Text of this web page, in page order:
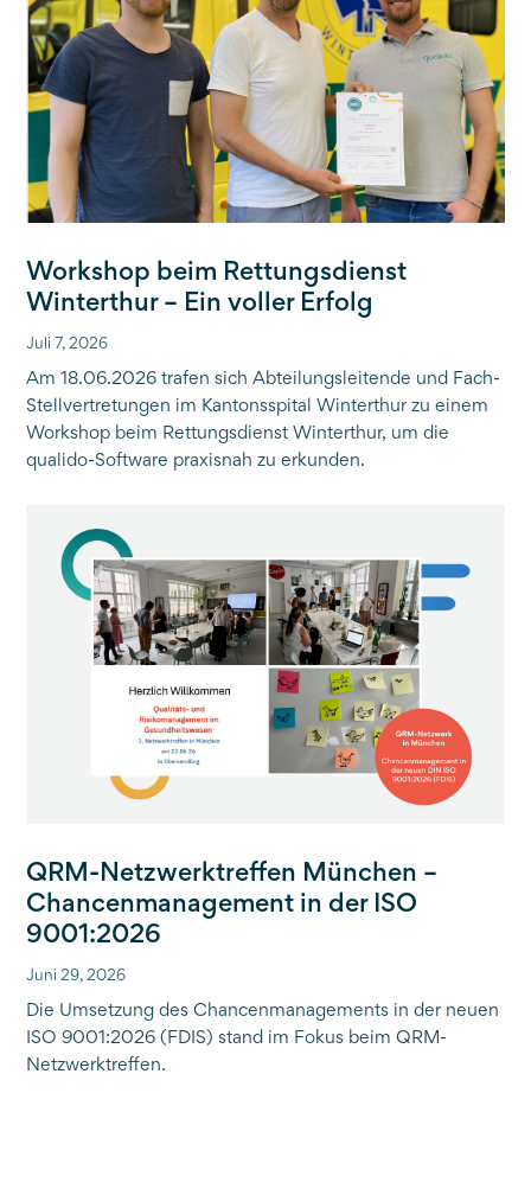
Workshop beim Rettungsdienst
Winterthur – Ein voller Erfolg
Juli 7, 2026
Am 18.06.2026 trafen sich Abteilungsleitende und Fach-
Stellvertretungen im Kantonsspital Winterthur zu einem
Workshop beim Rettungsdienst Winterthur, um die
qualido-Software praxisnah zu erkunden.
QRM-Netzwerktreffen München –
Chancenmanagement in der ISO
9001:2026
Juni 29, 2026
Die Umsetzung des Chancenmanagements in der neuen
ISO 9001:2026 (FDIS) stand im Fokus beim QRM-
Netzwerktreffen.